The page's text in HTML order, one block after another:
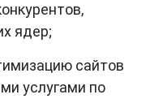
ядер;
сайтов
услугами по